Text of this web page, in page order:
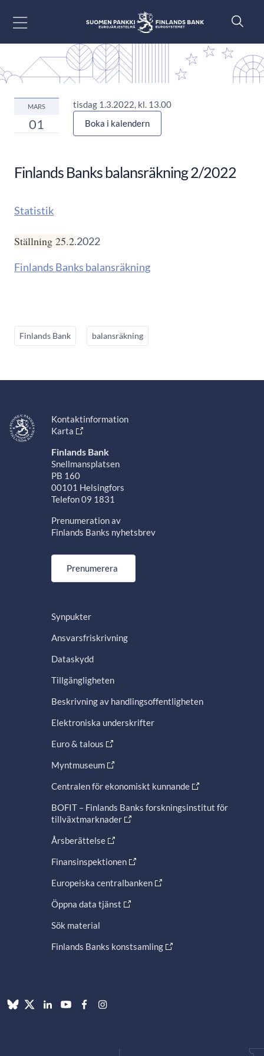
MARS
01
tisdag 1.3.2022, kl. 13.00
Boka i kalendern
Finlands Banks balansräkning 2/2022
Statistik
Ställning 25.2.2022
Finlands Banks balansräkning
Finlands Bank balansräkning
Kontaktinformation
Karta
Finlands Bank
Snellmansplatsen
PB 160
00101 Helsingfors
Telefon 09 1831
Prenumeration av
Finlands Banks nyhetsbrev
Prenumerera
Synpukter
Ansvarsfriskrivning
Dataskydd
Tillgängligheten
Beskrivning av handlingsoffentligheten
Elektroniska underskrifter
Euro & talous
Myntmuseum
Centralen för ekonomiskt kunnande
BOFIT – Finlands Banks forskningsinstitut för
tillväxtmarknader
Årsberättelse
Finansinspektionen
Europeiska centralbanken
Öppna data tjänst
Sök material
Finlands Banks konstsamling